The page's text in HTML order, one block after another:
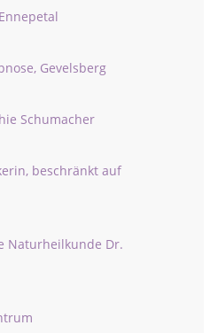
Gevelsberg
Schumacher
beschränkt auf
Naturheilkunde Dr.